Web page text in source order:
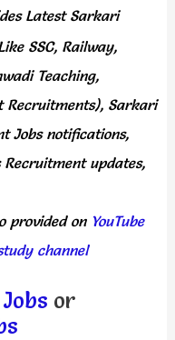
Latest Sarkari
SSC, Railway,
Teaching,
Recruitments), Sarkari
Jobs notifications,
Recruitment updates,
provided onYouTube
channel
or